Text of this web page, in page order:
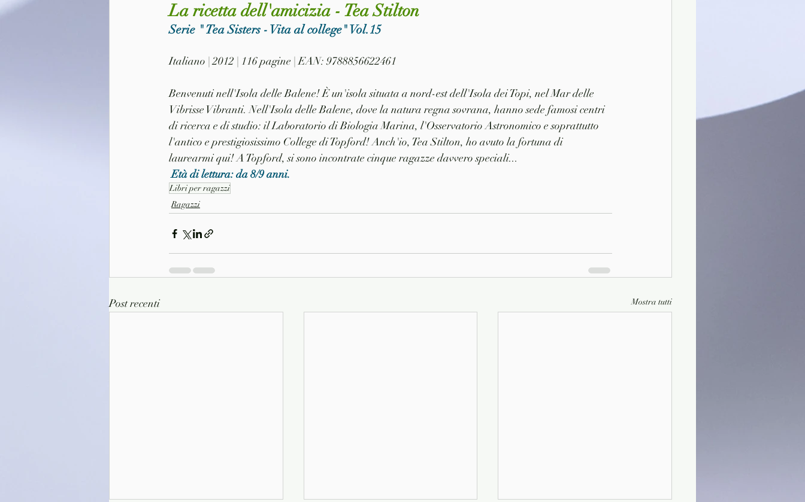
La ricetta dell'amicizia - Tea Stilton
Serie " Tea Sisters - Vita al college" Vol.15
Italiano | 2012 | 116 pagine | EAN: 9788856622461
Benvenuti nell'Isola delle Balene! È un'isola situata a nord-est dell'Isola dei Topi, nel Mar delle
Vibrisse Vibranti. Nell'Isola delle Balene, dove la natura regna sovrana, hanno sede famosi centri
di ricerca e di studio: il Laboratorio di Biologia Marina, l'Osservatorio Astronomico e soprattutto
l'antico e prestigiosissimo College di Topford! Anch'io, Tea Stilton, ho avuto la fortuna di
laurearmi qui! A Topford, si sono incontrate cinque ragazze davvero speciali...
Età di lettura: da 8/9 anni.
Libri per ragazzi
Ragazzi
Post recenti Mostra tutti